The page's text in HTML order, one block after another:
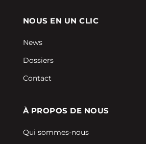
NOUS EN UN CLIC
News
Dossiers
Contact
À PROPOS DE NOUS
Qui sommes-nous